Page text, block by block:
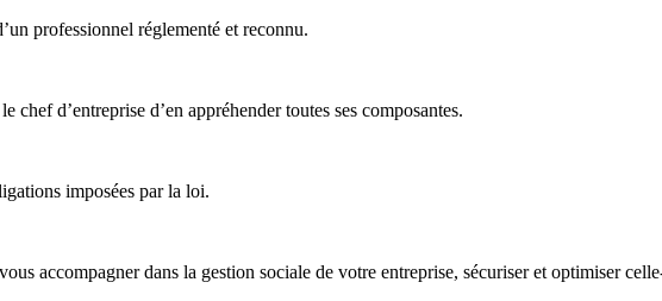
professionnel réglementé et reconnu.
d’entreprise d’en appréhender toutes ses composantes.
imposées par la loi.
accompagner dans la gestion sociale de votre entreprise, sécuriser et optimiser